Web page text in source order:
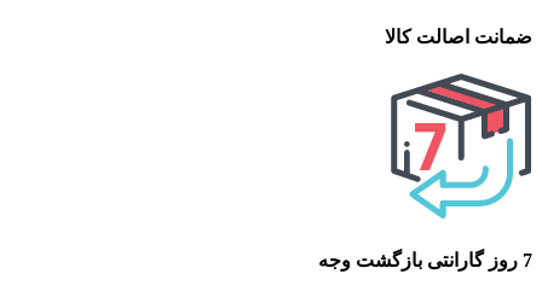
ضمانت اصالت کالا
7 روز گارانتی بازگشت وجه